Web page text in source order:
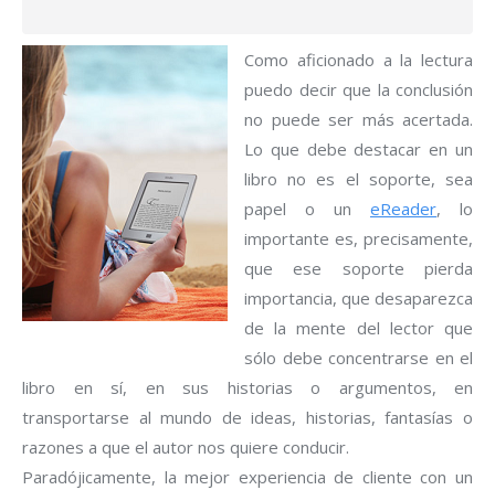
Como aficionado a la lectura
puedo decir que la conclusión
no puede ser más acertada.
Lo que debe destacar en un
libro no es el soporte, sea
papel o un eReader, lo
importante es, precisamente,
que ese soporte pierda
importancia, que desaparezca
de la mente del lector que
sólo debe concentrarse en el
libro en sí, en sus historias o argumentos, en
transportarse al mundo de ideas, historias, fantasías o
razones a que el autor nos quiere conducir.
Paradójicamente, la mejor experiencia de cliente con un